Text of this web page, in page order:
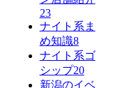
23
ナイト系ま
め知識8
ナイト系ゴ
シップ20
新潟のイベ